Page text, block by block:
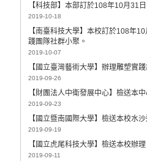
【科技部】本部訂於108年10月31
2019-10-18
【南臺科技大學】本校訂於108年
踐團隊社群小聚。
2019-10-07
【國立臺灣藝術大學】辦理雕塑實
2019-09-26
【財團法人中衛發展中心】檢送本
2019-09-23
【國立暨南國際大學】檢送本校水
2019-09-19
【國立虎尾科技大學】檢送本校辦
2019-09-11